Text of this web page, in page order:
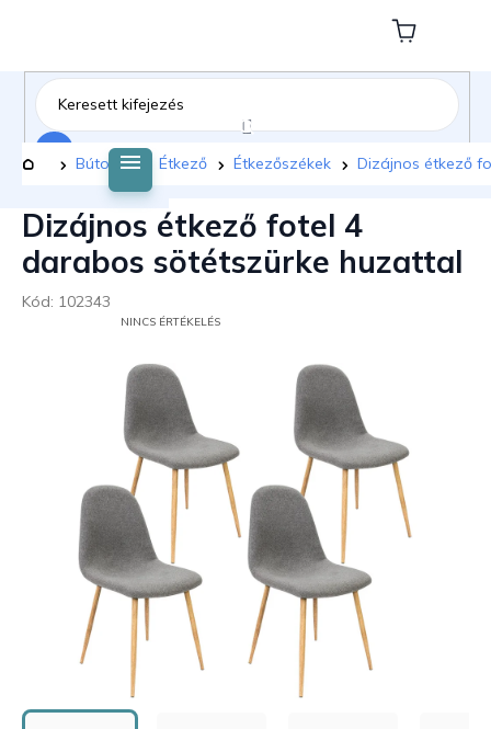
tartalomhoz
Kosár
Kezdőlap
Bútorok Étkező Étkezőszékek Dizájnos étkező
Dizájnos étkező fotel 4
darabos sötétszürke huzattal
Kód: 102343
ÉRTÉKELÉSE
NINCS ÉRTÉKELÉS